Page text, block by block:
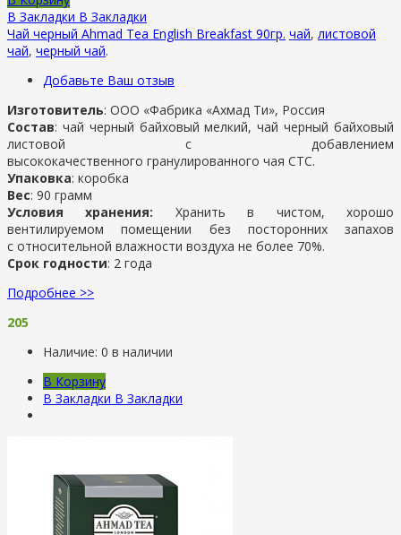
В Закладки В Закладки
Чай черный Ahmad Tea English Breakfast 90гр. чай, листовой
чай, черный чай.
Добавьте Ваш отзыв
Изготовитель: ООО «Фабрика «Ахмад Ти», Россия
Состав: чай черный байховый мелкий, чай черный байховый
листовой с добавлением
высококачественного гранулированного чая СТС.
Упаковка: коробка
Вес: 90 грамм
Условия хранения: Хранить в чистом, хорошо
вентилируемом помещении без посторонних запахов
с относительной влажности воздуха не более 70%.
Срок годности: 2 года
Подробнее >>
205
Наличие: 0 в наличии
В Корзину
В Закладки В Закладки